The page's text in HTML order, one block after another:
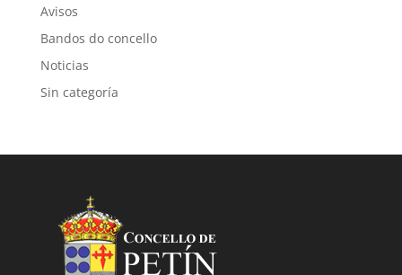
Avisos
Bandos do concello
Noticias
Sin categoría